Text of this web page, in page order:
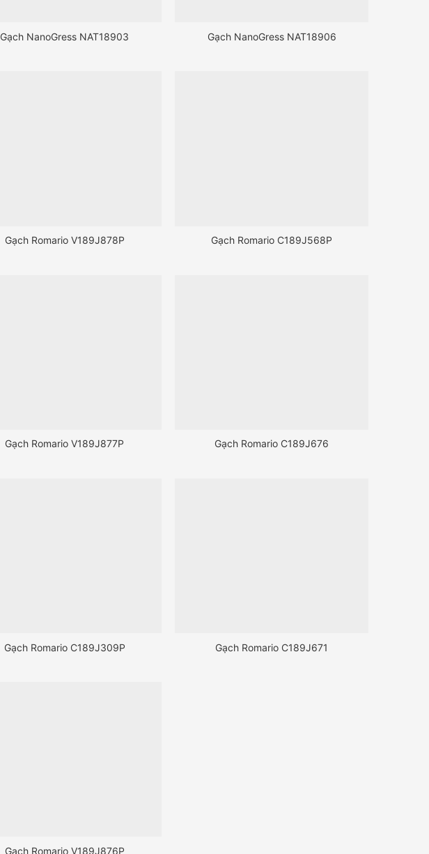
Gạch NanoGress NAT18903 Gạch NanoGress NAT18906
Gạch Romario V189J878P Gạch Romario C189J568P
Gạch Romario V189J877P Gạch Romario C189J676
Gạch Romario C189J309P Gạch Romario C189J671
Gạch Romario V189J876P